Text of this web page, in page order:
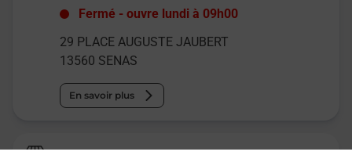
Fermé -ouvre lundi à 09h00
29 PLACE AUGUSTE JAUBERT
13560 SENAS
En savoir plus
Relais Pickup